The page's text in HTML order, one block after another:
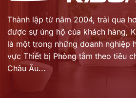
Thành lập từ năm 2004, trải qua
được sự ủng hộ của khách hàng,
là một trong những doanh nghiệp
vực Thiết bị Phòng tắm theo tiêu
Châu Âu...